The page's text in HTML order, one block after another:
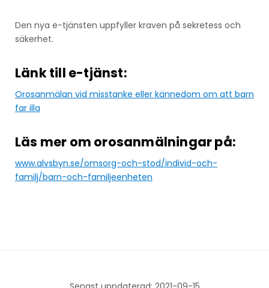
Den nya e-tjänsten uppfyller kraven på sekretess och
säkerhet.
Länk till e-tjänst:
Orosanmälan vid misstanke eller kännedom om att barn
far illa
Läs mer om orosanmälningar på:
www.alvsbyn.se/omsorg-och-stod/individ-och-
familj/barn-och-familjeenheten